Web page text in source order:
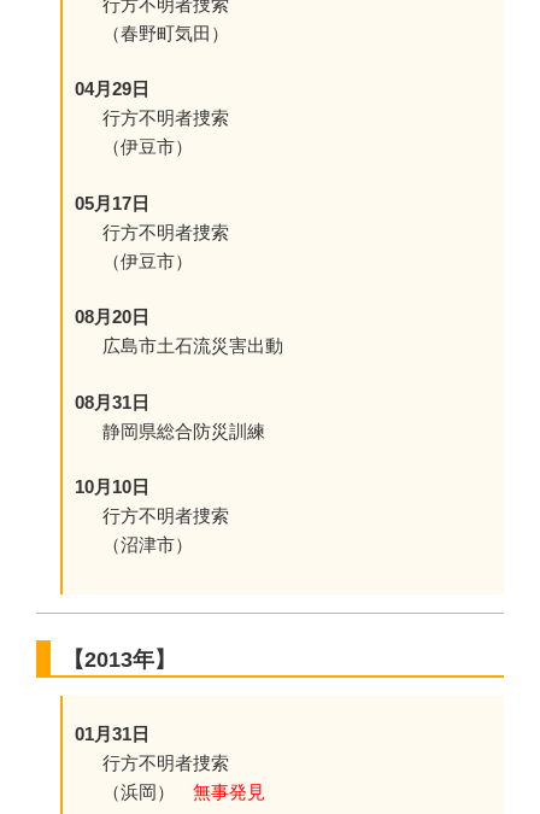
行方不明者捜索
（春野町気田）
04月29日
行方不明者捜索
（伊豆市）
05月17日
行方不明者捜索
（伊豆市）
08月20日
広島市土石流災害出動
08月31日
静岡県総合防災訓練
10月10日
行方不明者捜索
（沼津市）
【2013年】
01月31日
行方不明者捜索
（浜岡） 無事発見